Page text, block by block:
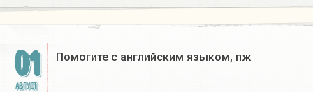
01
АВГУСТ
Помогите с английским языком, пж